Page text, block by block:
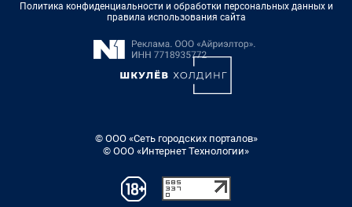
Политика конфиденциальности и обработки персональных данных и
правила использования сайта
© ООО «Сеть городских порталов»
© ООО «Интернет Технологии»